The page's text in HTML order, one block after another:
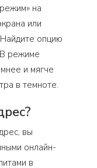
на
или
опцию
режиме
и мягче
в темноте.
вы
онлайн-
в